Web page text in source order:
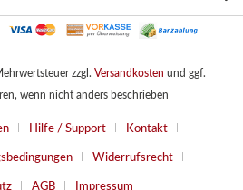
zzgl. Versandkosten und ggf.
wenn nicht anders beschrieben
Hilfe / Support Kontakt
Widerrufsrecht
AGB Impressum